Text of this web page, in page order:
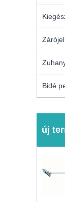
Zárójel
Bidé
új